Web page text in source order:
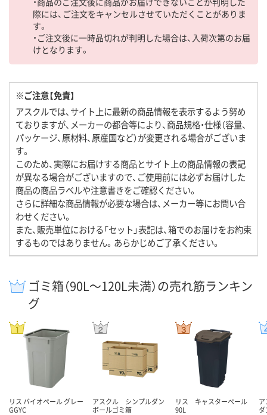
際には、ご注文をキャンセルさせていただくことがありま
す。
・ご注文後に一時品切れが判明した場合は、入荷次第のお届
けとなります。
※ご注意【免責】
アスクルでは、サイト上に最新の商品情報を表示するよう努め
ておりますが、メーカーの都合等により、商品規格・仕様（容量、
パッケージ、原材料、原産国など）が変更される場合がございま
す。
このため、実際にお届けする商品とサイト上の商品情報の表記
が異なる場合がございますので、ご使用前には必ずお届けした
商品の商品ラベルや注意書きをご確認ください。
さらに詳細な商品情報が必要な場合は、メーカー等にお問い合
わせください。
また、販売単位における「セット」表記は、箱でのお届けをお約束
するものではありません。あらかじめご了承ください。
ゴミ箱（90L～120L未満）の売れ筋ランキン
グ
リス バイオペール グレー
GGYC
アスクル シンプルダン
ボールゴミ箱
リス キャスターペール
90L